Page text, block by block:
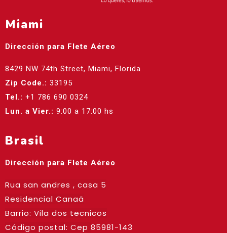
Miami
Dirección para Flete Aéreo
8429 NW 74th Street, Miami, Florida
Zip Code.: 33195
Tel.: +1 786 690 0324
Lun. a Vier.: 9:00 a 17:00 hs
Brasil
Dirección para Flete Aéreo
Rua san andres , casa 5
Residencial Canaã
Barrio: Vila dos tecnicos
Código postal: Cep 85981-143